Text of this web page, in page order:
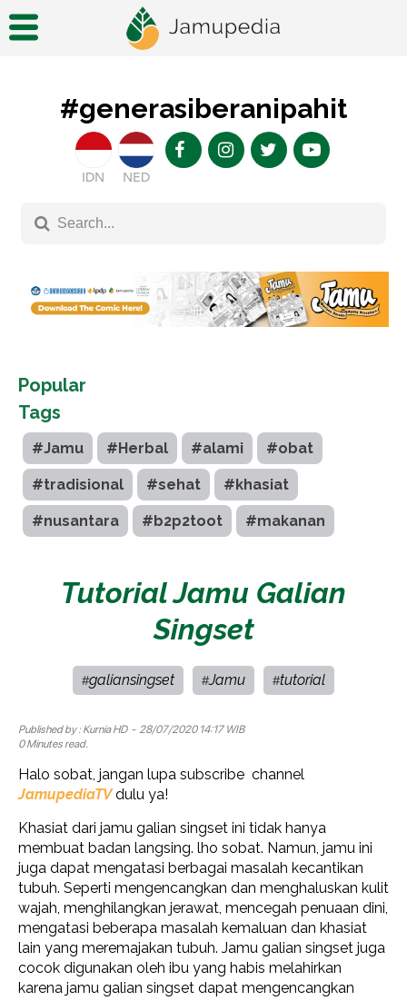
#generasiberanipahit
IDN NED
Popular
Tags
#Jamu #Herbal #alami #obat
#tradisional #sehat #khasiat
#nusantara #b2p2toot #makanan
Tutorial Jamu Galian
Singset
#galiansingset #Jamu #tutorial
Published by : Kurnia HD- 28/07/2020 14:17 WIB
0 Minutes read.
Halo sobat, jangan lupa subscribe channel
JamupediaTVdulu ya!
Khasiat dari jamu galian singset ini tidak hanya
membuat badan langsing. lho sobat. Namun, jamu ini
juga dapat mengatasi berbagai masalah kecantikan
tubuh. Seperti mengencangkan dan menghaluskan kulit
wajah, menghilangkan jerawat, mencegah penuaan dini,
mengatasi beberapa masalah kemaluan dan khasiat
lain yang meremajakan tubuh. Jamu galian singset juga
cocok digunakan oleh ibu yang habis melahirkan
karena jamu galian singset dapat mengencangkan